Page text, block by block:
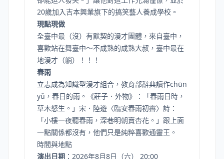
20歲加入吉本興業旗下的搞笑藝人養成學校。
現點現做
全臺中最（沒）有默契的漫才團體，來自臺中，
喜歡站在舞臺中～不成熟的成熟大叔，臺中最在
地漫才（躺）！！！
春雨
立志成為知識型漫才組合，教育部辭典讀作chūn
yǔ，春日的雨。《莊子．外物》：「春雨日時，
草木怒生。」宋．陸遊〈臨安春雨初霽〉詩：
「小樓一夜聽春雨，深巷明朝賣杏花。」跟上面
一點關係都沒有，他們只是純粹喜歡通靈王。
時間與地點
演出日期 ：2026年8月8日（六） 20:00